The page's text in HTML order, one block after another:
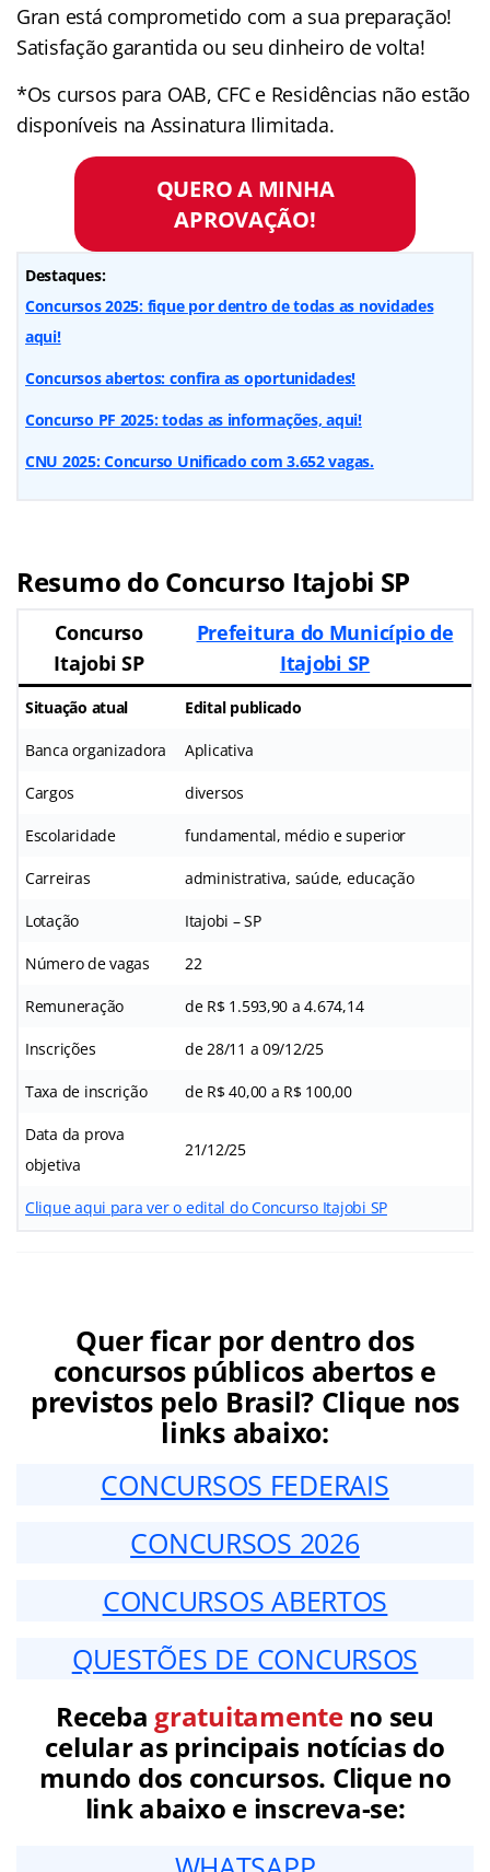
Gran está comprometido com a sua preparação!
Satisfação garantida ou seu dinheiro de volta!
*Os cursos para OAB, CFC e Residências não estão
disponíveis na Assinatura Ilimitada.
QUERO A MINHA
APROVAÇÃO!
Destaques:
Concursos 2025: fique por dentro de todas as novidades
aqui!
Concursos abertos: confira as oportunidades!
Concurso PF 2025: todas as informações, aqui!
CNU 2025: Concurso Unificado com 3.652 vagas.
Resumo do Concurso Itajobi SP
Concurso
Itajobi SP
Prefeitura do Município de
Itajobi SP
Situação atual Edital publicado
Banca organizadora Aplicativa
Cargos diversos
Escolaridade fundamental, médio e superior
Carreiras administrativa, saúde, educação
Lotação Itajobi – SP
Número de vagas 22
Remuneração de R$ 1.593,90 a 4.674,14
Inscrições de 28/11 a 09/12/25
Taxa de inscrição de R$ 40,00 a R$ 100,00
Data da prova
objetiva
21/12/25
Clique aqui para ver o edital do Concurso Itajobi SP
Quer ficar por dentro dos
concursos públicos abertos e
previstos pelo Brasil? Clique nos
links abaixo:
CONCURSOS FEDERAIS
CONCURSOS 2026
CONCURSOS ABERTOS
QUESTÕES DE CONCURSOS
Receba gratuitamenteno seu
celular as principais notícias do
mundo dos concursos. Clique no
link abaixo e inscreva-se: